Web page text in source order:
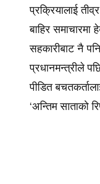
प्रक्रियालाई
बाहिर
सहकारीबाट नै
प्रधानमन्त्रीले
पीडित
‘अन्तिम साताको